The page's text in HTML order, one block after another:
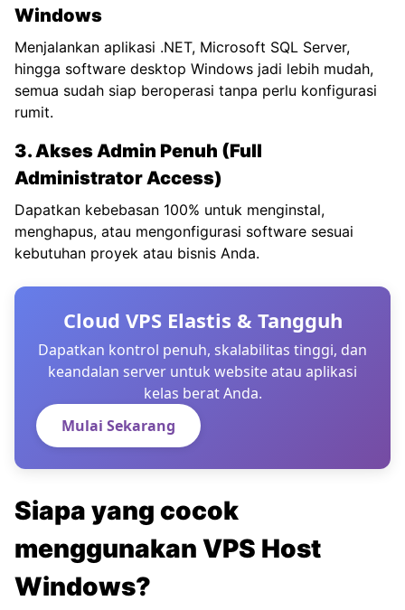
Windows
Menjalankan aplikasi .NET, Microsoft SQL Server,
hingga software desktop Windows jadi lebih mudah,
semua sudah siap beroperasi tanpa perlu konfigurasi
rumit.
3. Akses Admin Penuh (Full
Administrator Access)
Dapatkan kebebasan 100% untuk menginstal,
menghapus, atau mengonfigurasi software sesuai
kebutuhan proyek atau bisnis Anda.
Cloud VPS Elastis & Tangguh
Dapatkan kontrol penuh, skalabilitas tinggi, dan
keandalan server untuk website atau aplikasi
kelas berat Anda.
Mulai Sekarang
Siapa yang cocok
menggunakan VPS Host
Windows?